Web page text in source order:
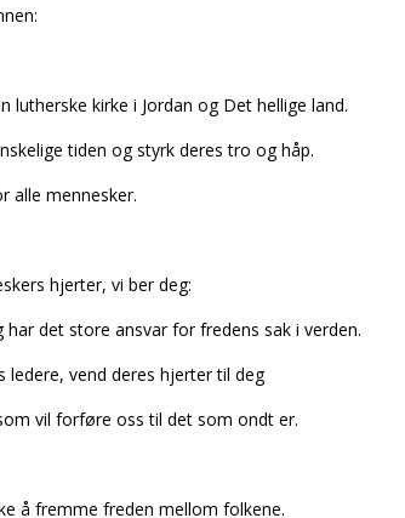
lutherske kirke i Jordan og Det hellige land.
tiden og styrk deres tro og håp.
alle mennesker.
hjerter, vi ber deg:
det store ansvar for fredens sak i verden.
ledere, vend deres hjerter til deg
vil forføre oss til det som ondt er.
å fremme freden mellom folkene.